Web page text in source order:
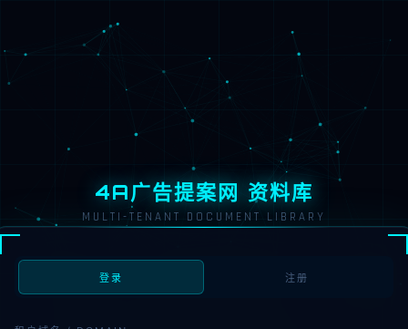
4A广告提案网 资料库
MULTI-TENANT DOCUMENT LIBRARY
登录 注册